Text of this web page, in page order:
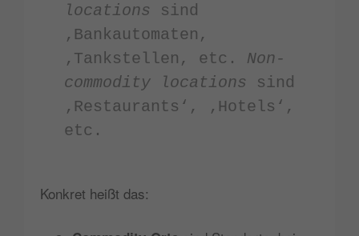
locations sind
‚Bankautomaten,
‚Tankstellen, etc. Non-
commodity locations sind
‚Restaurants‘, ‚Hotels‘,
etc.
Konkret heißt das: